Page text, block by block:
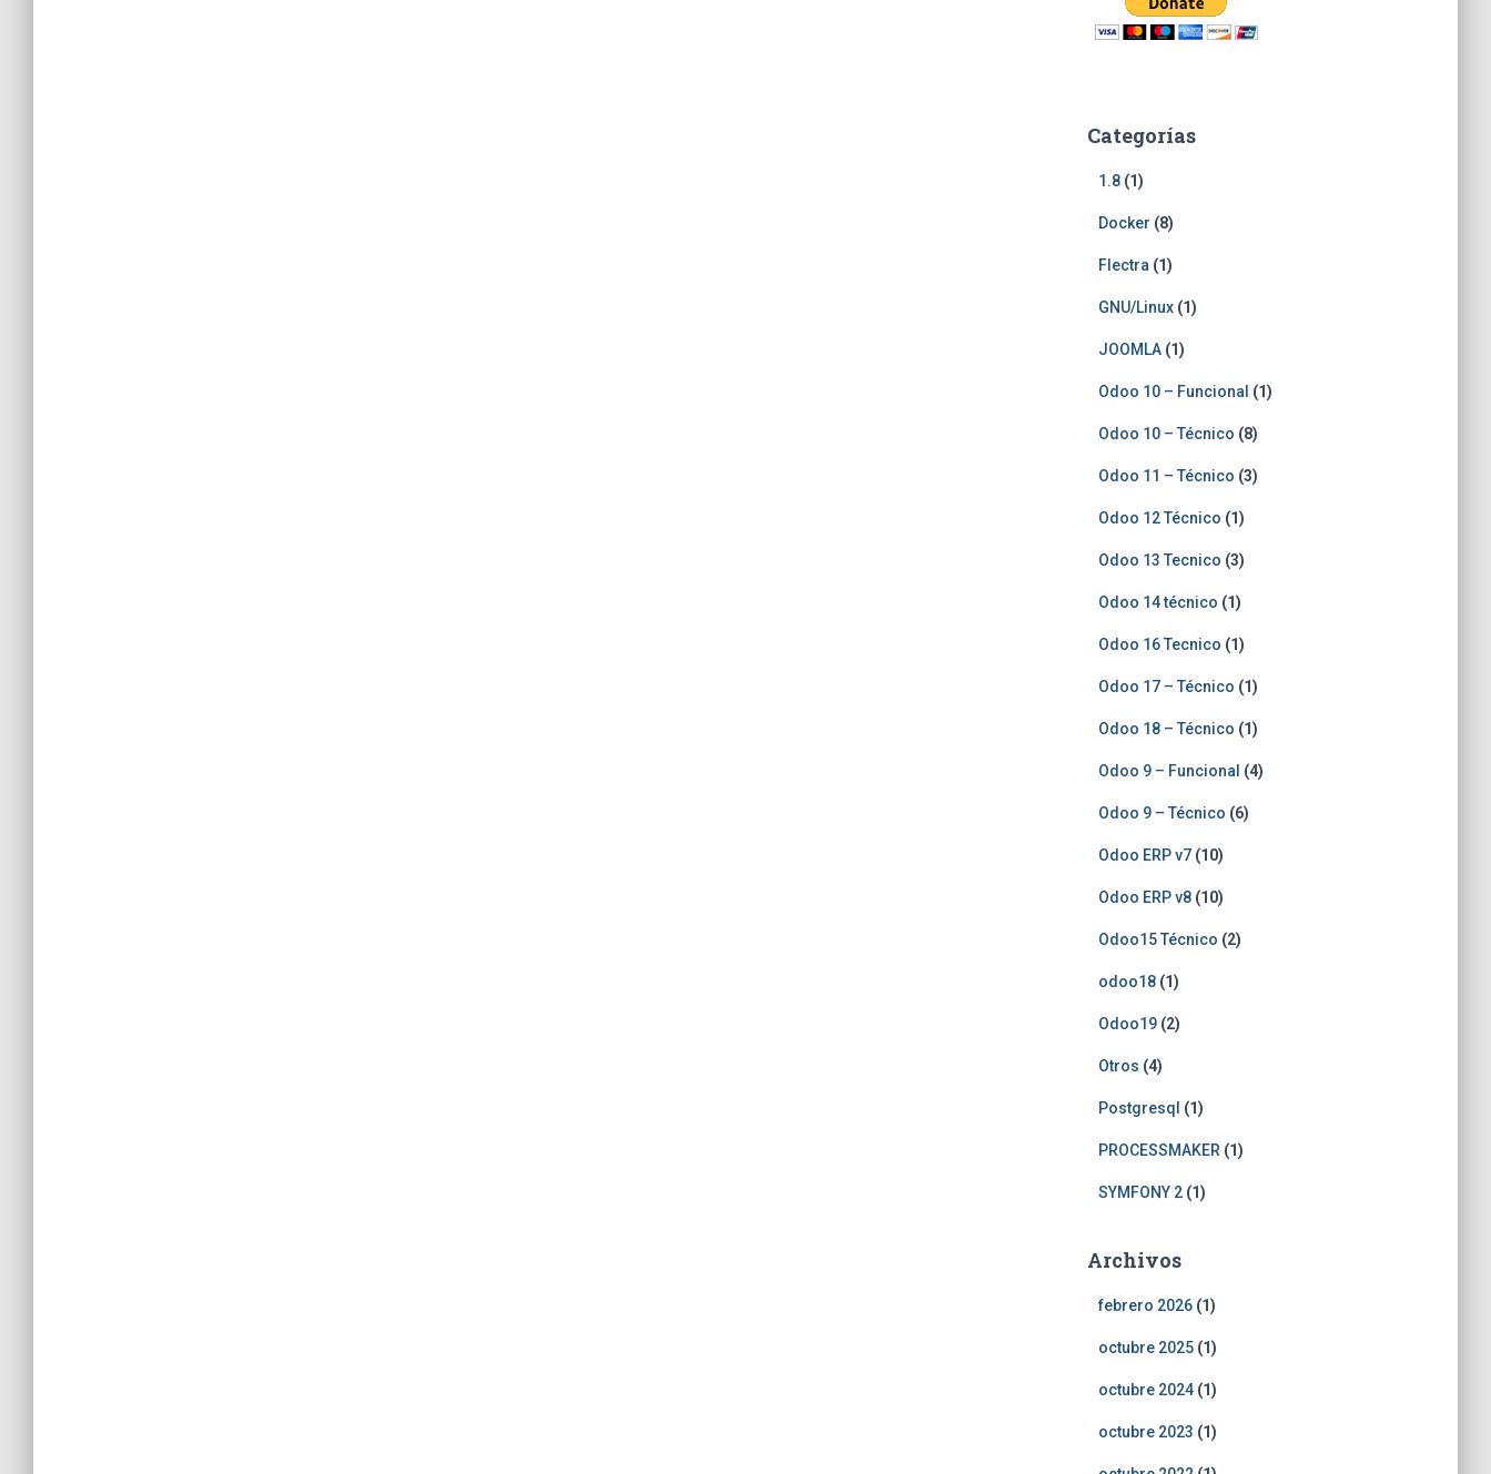
Categorías
1.8(1)
Docker (8)
Flectra(1)
GNU/Linux(1)
JOOMLA(1)
Odoo 10 – Funcional (1)
Odoo 10 – Técnico (8)
Odoo 11 – Técnico (3)
Odoo 12 Técnico (1)
Odoo 13 Tecnico (3)
Odoo 14 técnico (1)
Odoo 16 Tecnico (1)
Odoo 17 – Técnico (1)
Odoo 18 – Técnico (1)
Odoo 9 – Funcional (4)
Odoo 9 – Técnico (6)
Odoo ERP v7(10)
Odoo ERP v8(10)
Odoo15 Técnico (2)
odoo18(1)
Odoo19(2)
Otros (4)
Postgresql (1)
PROCESSMAKER(1)
SYMFONY 2(1)
Archivos
febrero 2026(1)
octubre 2025(1)
octubre 2024(1)
octubre 2023 (1)